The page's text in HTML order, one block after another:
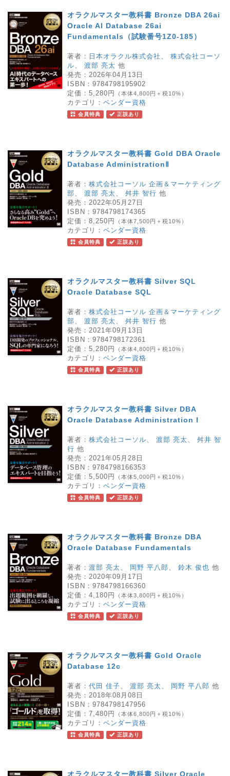
オラクルマスター教科書 Bronze DBA 26ai
Oracle AI Database 26ai
Fundamentals（試験番号1Z0-185）
著者： 日本オラクル株式会社
株式会社コーソ
ル
渡部 亮太 他
発売： 2026年04月13日
ISBN： 9784798195902
定価： 5,280円 （本体4,800円＋税10%）
カテゴリ： ベンダー資格
会員特典 正誤あり
オラクルマスター教科書 Gold DBA Oracle
Database AdministrationⅡ
著者： 株式会社コーソル 企画＆マーケティング
部
渡部 亮太 舛井 智行 他
発売： 2022年05月27日
ISBN： 9784798174365
定価： 8,250円 （本体7,500円＋税10%）
カテゴリ： ベンダー資格
会員特典 正誤あり
オラクルマスター教科書 Silver SQL
Oracle Database SQL
著者： 株式会社コーソル 企画＆マーケティング
部
渡部 亮太 舛井 智行 他
発売： 2021年09月13日
ISBN： 9784798172361
定価： 5,280円 （本体4,800円＋税10%）
カテゴリ： ベンダー資格
会員特典 正誤あり
オラクルマスター教科書 Silver DBA
Oracle Database Administration I
著者： 株式会社コーソル 渡部 亮太
舛井 智
行 他
発売： 2021年05月28日
ISBN： 9784798166353
定価： 5,500円 （本体5,000円＋税10%）
カテゴリ： ベンダー資格
会員特典 正誤あり
オラクルマスター教科書 Bronze DBA
Oracle Database Fundamentals
著者： 渡部 亮太 岡野 平八郎 鈴木 俊也 他
発売： 2020年09月17日
ISBN： 9784798166360
定価： 4,180円 （本体3,800円＋税10%）
カテゴリ： ベンダー資格
会員特典 正誤あり
オラクルマスター教科書 Gold Oracle
Database 12c
著者： 代田 佳子 渡部 亮太 岡野 平八郎 他
発売： 2018年08月08日
ISBN： 9784798147956
定価： 7,480円 （本体6,800円＋税10%）
カテゴリ： ベンダー資格
会員特典 正誤あり
オラクルマスター教科書 Silver Oracle